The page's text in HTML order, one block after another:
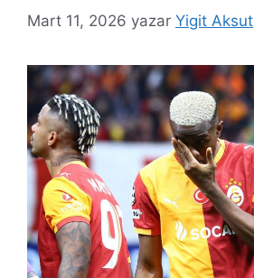
Mart 11, 2026 yazar Yigit Aksut